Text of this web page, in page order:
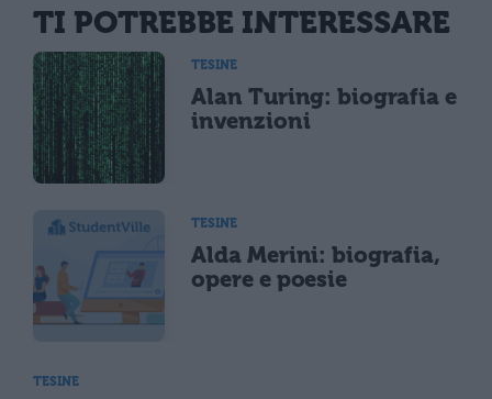
TI POTREBBE INTERESSARE
TESINE
Alan Turing: biografia e
invenzioni
TESINE
Alda Merini: biografia,
opere e poesie
TESINE